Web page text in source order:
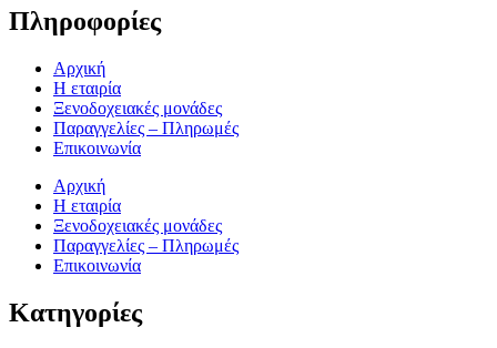
Πληροφορίες
Αρχική
Η εταιρία
Ξενοδοχειακές μονάδες
Παραγγελίες – Πληρωμές
Επικοινωνία
Αρχική
Η εταιρία
Ξενοδοχειακές μονάδες
Παραγγελίες – Πληρωμές
Επικοινωνία
Κατηγορίες